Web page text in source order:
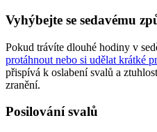
Vyhýbejte se sedavému
Pokud trávíte dlouhé hodiny v
protáhnout nebo si udělat krátké
přispívá k oslabení svalů a
zranění.
Posilování svalů